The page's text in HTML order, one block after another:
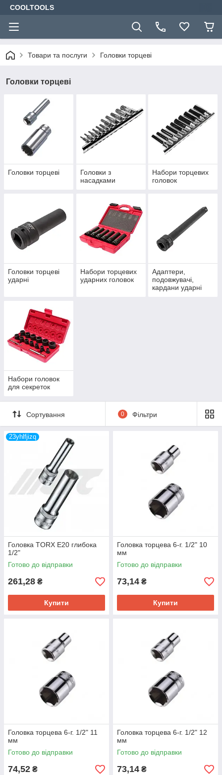
COOLTOOLS
Товари та послуги Головки торцеві
Головки торцеві
Головки торцеві
Головки з
насадками
Набори торцевих
головок
Головки торцеві
ударні
Набори торцевих
ударних головок
Адаптери,
подовжувачі,
кардани ударні
Набори головок
для секреток
Сортування 0 Фільтри
23yhlfjizq
Головка TORX E20 глибока
1/2"
Готово до відправки
261,28 ₴
Купити
Головка торцева 6-г. 1/2" 10
мм
Готово до відправки
73,14 ₴
Купити
Головка торцева 6-г. 1/2" 11
мм
Готово до відправки
74,52 ₴
Головка торцева 6-г. 1/2" 12
мм
Готово до відправки
73,14 ₴